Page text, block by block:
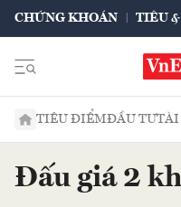
CHỨNG KHOÁN TIÊU
TIÊU ĐIỂMĐẦU TƯTÀI
Đấu giá 2